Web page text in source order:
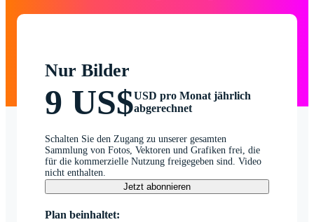
Nur Bilder
9 US$USD pro Monat jährlich
abgerechnet
Schalten Sie den Zugang zu unserer gesamten
Sammlung von Fotos, Vektoren und Grafiken frei, die
für die kommerzielle Nutzung freigegeben sind. Video
nicht enthalten.
Jetzt abonnieren
Plan beinhaltet: